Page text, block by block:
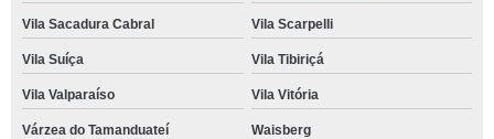
Vila Sacadura Cabral Vila Scarpelli
Vila Suíça Vila Tibiriçá
Vila Valparaíso Vila Vitória
Várzea do Tamanduateí
Waisberg